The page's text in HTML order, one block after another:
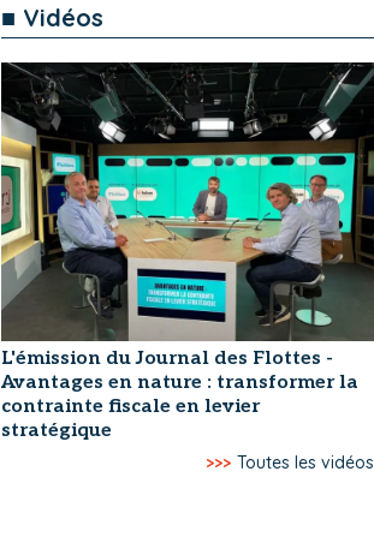
■ Vidéos
L'émission du Journal des Flottes -
Avantages en nature : transformer la
contrainte fiscale en levier
stratégique
>>> Toutes les vidéos